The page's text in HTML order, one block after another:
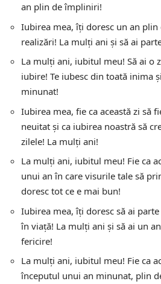
an plin de împliniri!
Iubirea mea, îți doresc un an plin
realizări! La mulți ani și să ai
La mulți ani, iubitul meu! Să ai o
iubire! Te iubesc din toată inima
minunat!
Iubirea mea, fie ca această zi să
neuitat și ca iubirea noastră să
zilele! La mulți ani!
La mulți ani, iubitul meu! Fie ca
unui an în care visurile tale să
doresc tot ce e mai bun!
Iubirea mea, îți doresc să ai
în viață! La mulți ani și să ai un
fericire!
La mulți ani, iubitul meu! Fie ca
începutul unui an minunat, plin